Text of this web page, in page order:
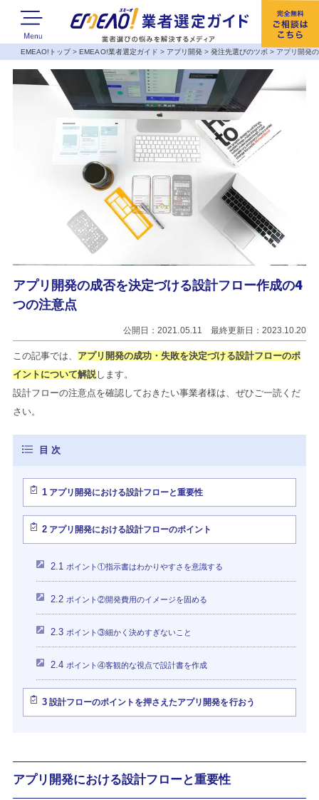
EMEAO!トップ>EMEAO!業者選定ガイド > アプリ開発>発注先選びのツボ > アプリ開発
アプリ開発の成否を決定づける設計フロー作成の4
つの注意点
公開日：2021.05.11 最終更新日：2023.10.20
この記事では、 アプリ開発の成功・失敗を決定づける設計フローのポ
イントについて解説します。
設計フローの注意点を確認しておきたい事業者様は、ぜひご一読くだ
さい。
1アプリ開発における設計フローと重要性
2アプリ開発における設計フローのポイント
2.1 ポイント①指示書はわかりやすさを意識する
2.2 ポイント②開発費用のイメージを固める
2.3 ポイント③細かく決めすぎないこと
2.4 ポイント④客観的な視点で設計書を作成
3設計フローのポイントを押さえたアプリ開発を行おう
アプリ開発における設計フローと重要性